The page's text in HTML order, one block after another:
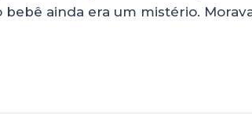
ainda era um mistério.